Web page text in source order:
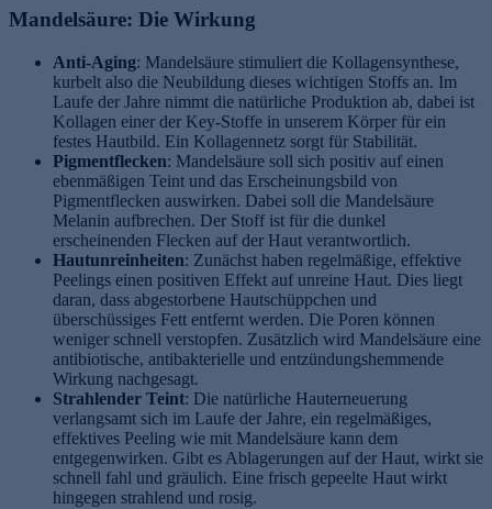
Mandelsäure: Die Wirkung
Anti-Aging: Mandelsäure stimuliert die Kollagensynthese,
kurbelt also die Neubildung dieses wichtigen Stoffs an. Im
Laufe der Jahre nimmt die natürliche Produktion ab, dabei ist
Kollagen einer der Key-Stoffe in unserem Körper für ein
festes Hautbild. Ein Kollagennetz sorgt für Stabilität.
Pigmentflecken: Mandelsäure soll sich positiv auf einen
ebenmäßigen Teint und das Erscheinungsbild von
Pigmentflecken auswirken. Dabei soll die Mandelsäure
Melanin aufbrechen. Der Stoff ist für die dunkel
erscheinenden Flecken auf der Haut verantwortlich.
Hautunreinheiten: Zunächst haben regelmäßige, effektive
Peelings einen positiven Effekt auf unreine Haut. Dies liegt
daran, dass abgestorbene Hautschüppchen und
überschüssiges Fett entfernt werden. Die Poren können
weniger schnell verstopfen. Zusätzlich wird Mandelsäure eine
antibiotische, antibakterielle und entzündungshemmende
Wirkung nachgesagt.
Strahlender Teint: Die natürliche Hauterneuerung
verlangsamt sich im Laufe der Jahre, ein regelmäßiges,
effektives Peeling wie mit Mandelsäure kann dem
entgegenwirken. Gibt es Ablagerungen auf der Haut, wirkt sie
schnell fahl und gräulich. Eine frisch gepeelte Haut wirkt
hingegen strahlend und rosig.